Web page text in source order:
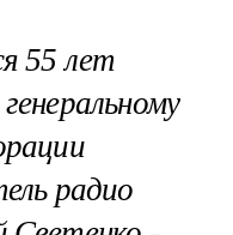
55 лет
радио